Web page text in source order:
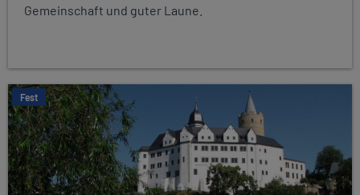
Gemeinschaft und guter Laune.
Fest